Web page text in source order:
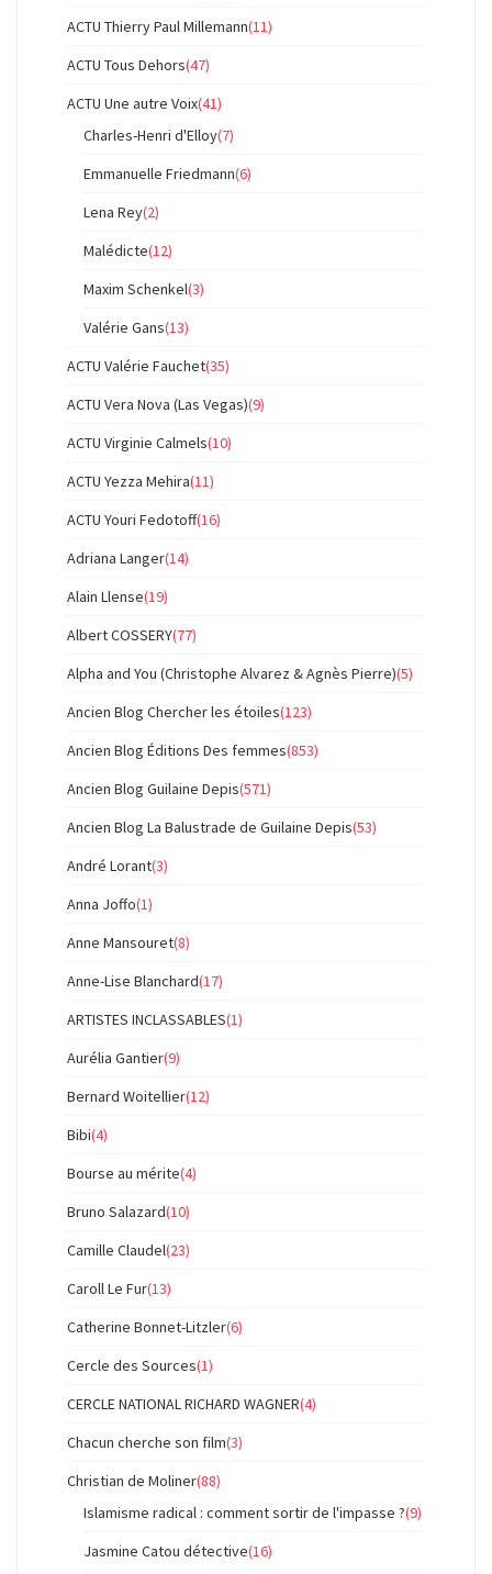
ACTU Thierry Paul Millemann(11)
ACTU Tous Dehors(47)
ACTU Une autre Voix(41)
Charles-Henri d'Elloy(7)
Emmanuelle Friedmann(6)
Lena Rey(2)
Malédicte(12)
Maxim Schenkel(3)
Valérie Gans(13)
ACTU Valérie Fauchet(35)
ACTU Vera Nova (Las Vegas)(9)
ACTU Virginie Calmels(10)
ACTU Yezza Mehira(11)
ACTU Youri Fedotoff(16)
Adriana Langer(14)
Alain Llense(19)
Albert COSSERY(77)
Alpha and You (Christophe Alvarez & Agnès Pierre)(5)
Ancien Blog Chercher les étoiles(123)
Ancien Blog Éditions Des femmes(853)
Ancien Blog Guilaine Depis(571)
Ancien Blog La Balustrade de Guilaine Depis(53)
André Lorant(3)
Anna Joffo(1)
Anne Mansouret(8)
Anne-Lise Blanchard(17)
ARTISTES INCLASSABLES(1)
Aurélia Gantier(9)
Bernard Woitellier(12)
Bibi(4)
Bourse au mérite(4)
Bruno Salazard(10)
Camille Claudel(23)
Caroll Le Fur(13)
Catherine Bonnet-Litzler(6)
Cercle des Sources(1)
CERCLE NATIONAL RICHARD WAGNER(4)
Chacun cherche son film(3)
Christian de Moliner(88)
Islamisme radical : comment sortir de l'impasse ?(9)
Jasmine Catou détective(16)